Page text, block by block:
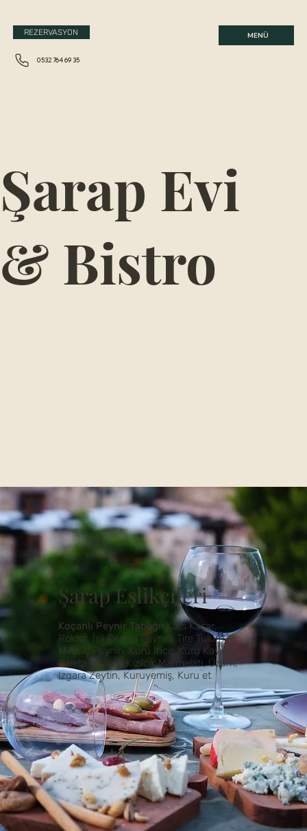
REZERVASYON
0532 764 69 35
MENÜ
Şarap Evi
& Bistro
Şarap Eşlikçileri
Koçanlı Peynir Tabağı: Kars Kaşar,
Rokfor, İsli Çerkes Peyniri, Tire Tulum,
Mihaliç Peyniri, Kuru İncir, Kuru Kayısı,
Galeta, Kraker, Kızılcık Marmelatı, Üzüm,
Izgara Zeytin, Kuruyemiş, Kuru et